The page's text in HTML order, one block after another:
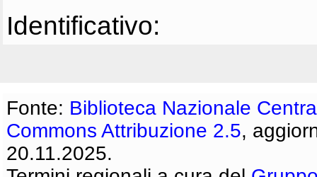
Identificativo:
Fonte: Biblioteca Nazionale
Commons Attribuzione 2.5,
20.11.2025.